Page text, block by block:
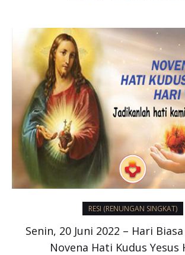
RESI (RENUNGAN SINGKAT)
Senin, 20 Juni 2022 – Hari
Novena Hati Kudus Yesus